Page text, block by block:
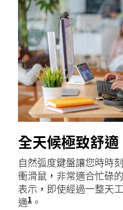
全天候極致舒
自然弧度鍵盤讓您時時
衝滑鼠，非常適合忙碌
表示，即使經過一整天
適1 根據 Logitech 美國
。